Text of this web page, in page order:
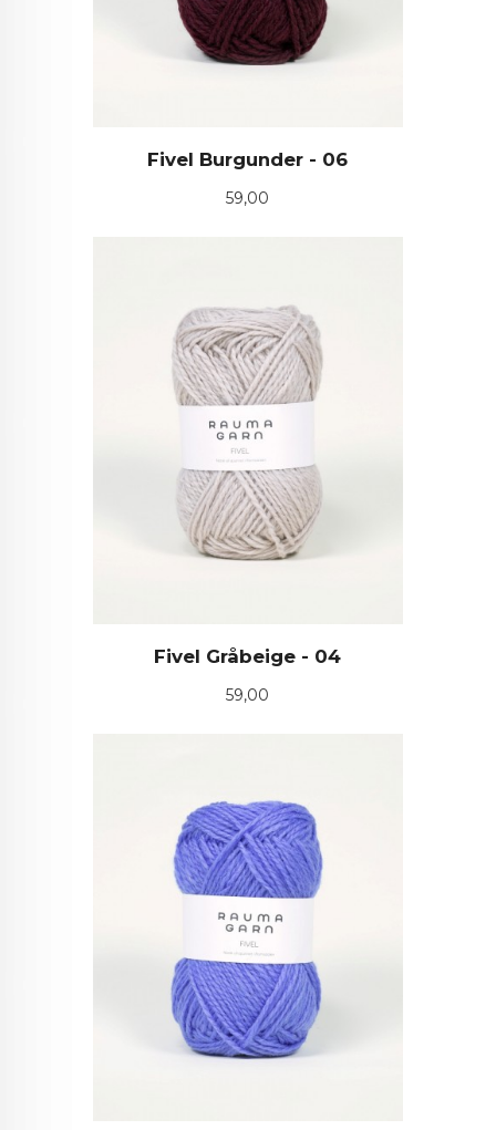
Fivel Burgunder - 06
Pris
59,00
Fivel Gråbeige - 04
Pris
59,00